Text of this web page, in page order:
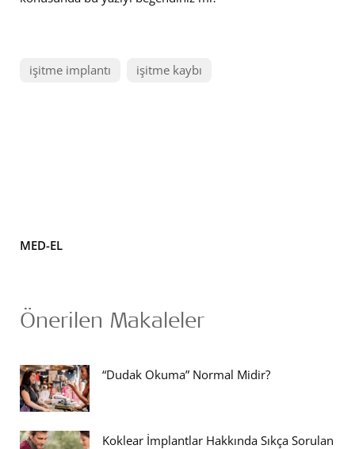
işitme implantı işitme kaybı
MED-EL
Önerilen Makaleler
“Dudak Okuma” Normal Midir?
Koklear İmplantlar Hakkında Sıkça Sorulan